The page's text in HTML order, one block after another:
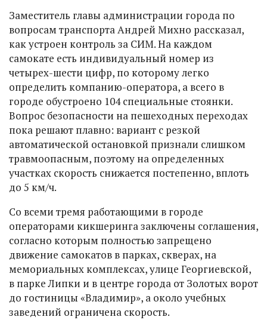
Заместитель главы администрации города по
вопросам транспорта Андрей Михно рассказал,
как устроен контроль за СИМ. На каждом
самокате есть индивидуальный номер из
четырех-шести цифр, по которому легко
определить компанию-оператора, а всего в
городе обустроено 104 специальные стоянки.
Вопрос безопасности на пешеходных переходах
пока решают плавно: вариант с резкой
автоматической остановкой признали слишком
травмоопасным, поэтому на определенных
участках скорость снижается постепенно, вплоть
до 5 км/ч.
Со всеми тремя работающими в городе
операторами кикшеринга заключены соглашения,
согласно которым полностью запрещено
движение самокатов в парках, скверах, на
мемориальных комплексах, улице Георгиевской,
в парке Липки и в центре города от Золотых ворот
до гостиницы «Владимир», а около учебных
заведений ограничена скорость.